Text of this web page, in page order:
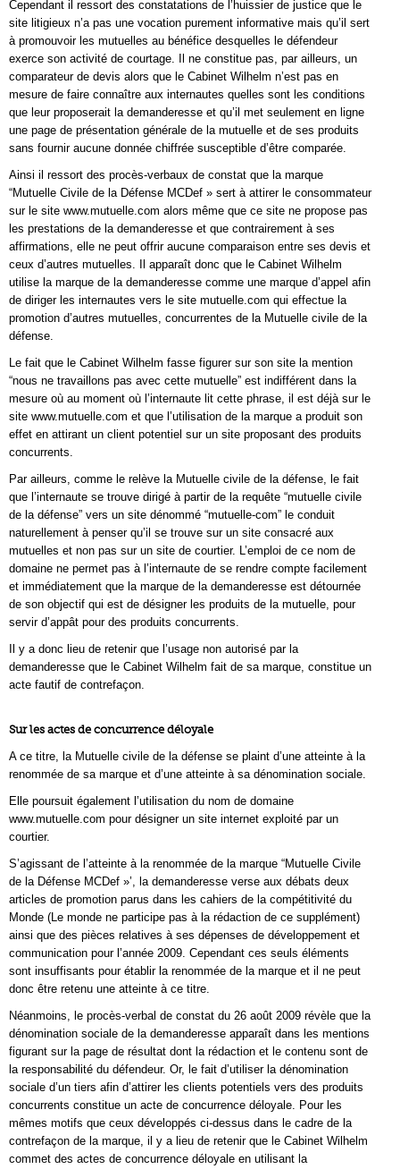
Cependant il ressort des constatations de l’huissier de justice que le
site litigieux n’a pas une vocation purement informative mais qu’il sert
à promouvoir les mutuelles au bénéfice desquelles le défendeur
exerce son activité de courtage. Il ne constitue pas, par ailleurs, un
comparateur de devis alors que le Cabinet Wilhelm n’est pas en
mesure de faire connaître aux internautes quelles sont les conditions
que leur proposerait la demanderesse et qu’il met seulement en ligne
une page de présentation générale de la mutuelle et de ses produits
sans fournir aucune donnée chiffrée susceptible d’être comparée.
Ainsi il ressort des procès-verbaux de constat que la marque
“Mutuelle Civile de la Défense MCDef » sert à attirer le consommateur
sur le site www.mutuelle.com alors même que ce site ne propose pas
les prestations de la demanderesse et que contrairement à ses
affirmations, elle ne peut offrir aucune comparaison entre ses devis et
ceux d’autres mutuelles. Il apparaît donc que le Cabinet Wilhelm
utilise la marque de la demanderesse comme une marque d’appel afin
de diriger les internautes vers le site mutuelle.com qui effectue la
promotion d’autres mutuelles, concurrentes de la Mutuelle civile de la
défense.
Le fait que le Cabinet Wilhelm fasse figurer sur son site la mention
“nous ne travaillons pas avec cette mutuelle” est indifférent dans la
mesure où au moment où l’internaute lit cette phrase, il est déjà sur le
site www.mutuelle.com et que l’utilisation de la marque a produit son
effet en attirant un client potentiel sur un site proposant des produits
concurrents.
Par ailleurs, comme le relève la Mutuelle civile de la défense, le fait
que l’internaute se trouve dirigé à partir de la requête “mutuelle civile
de la défense” vers un site dénommé “mutuelle-com” le conduit
naturellement à penser qu’il se trouve sur un site consacré aux
mutuelles et non pas sur un site de courtier. L’emploi de ce nom de
domaine ne permet pas à l’internaute de se rendre compte facilement
et immédiatement que la marque de la demanderesse est détournée
de son objectif qui est de désigner les produits de la mutuelle, pour
servir d’appât pour des produits concurrents.
Il y a donc lieu de retenir que l’usage non autorisé par la
demanderesse que le Cabinet Wilhelm fait de sa marque, constitue un
acte fautif de contrefaçon.
Sur les actes de concurrence déloyale
A ce titre, la Mutuelle civile de la défense se plaint d’une atteinte à la
renommée de sa marque et d’une atteinte à sa dénomination sociale.
Elle poursuit également l’utilisation du nom de domaine
www.mutuelle.com pour désigner un site internet exploité par un
courtier.
S’agissant de l’atteinte à la renommée de la marque “Mutuelle Civile
de la Défense MCDef »’, la demanderesse verse aux débats deux
articles de promotion parus dans les cahiers de la compétitivité du
Monde (Le monde ne participe pas à la rédaction de ce supplément)
ainsi que des pièces relatives à ses dépenses de développement et
communication pour l’année 2009. Cependant ces seuls éléments
sont insuffisants pour établir la renommée de la marque et il ne peut
donc être retenu une atteinte à ce titre.
Néanmoins, le procès-verbal de constat du 26 août 2009 révèle que la
dénomination sociale de la demanderesse apparaît dans les mentions
figurant sur la page de résultat dont la rédaction et le contenu sont de
la responsabilité du défendeur. Or, le fait d’utiliser la dénomination
sociale d’un tiers afin d’attirer les clients potentiels vers des produits
concurrents constitue un acte de concurrence déloyale. Pour les
mêmes motifs que ceux développés ci-dessus dans le cadre de la
contrefaçon de la marque, il y a lieu de retenir que le Cabinet Wilhelm
commet des actes de concurrence déloyale en utilisant la